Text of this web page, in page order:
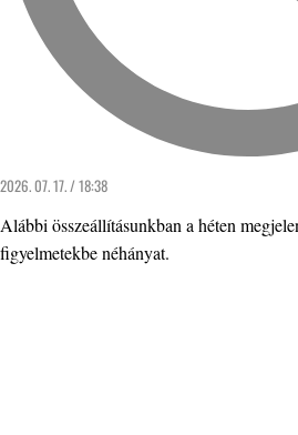
2026. 07. 17. / 18:38
Alábbi összeállításunkban a héten
figyelmetekbe néhányat.